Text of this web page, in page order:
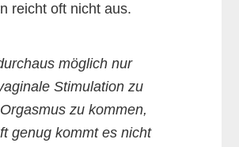
reicht oft nicht aus.
möglich nur
Stimulation zu
zu kommen,
genug kommt es nicht